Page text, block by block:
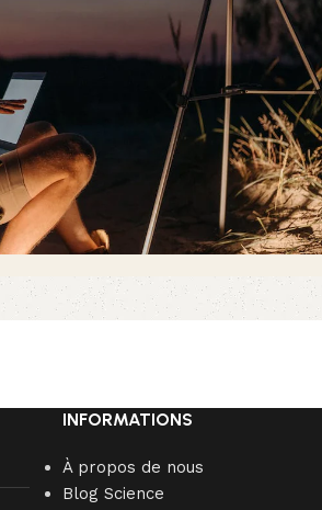
INFORMATIONS
À propos de nous
Blog Science